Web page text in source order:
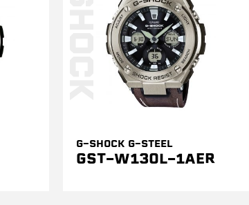
G-SHOCK G-STEEL
GST-W130L-1AER